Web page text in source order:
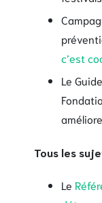
c’est
Le Guide
Tous les
Le